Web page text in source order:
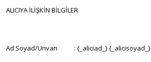
ALICIYA İLİŞKİN BİLGİLER
Ad Soyad/Unvan : {_aliciad_} {_alicisoyad_}